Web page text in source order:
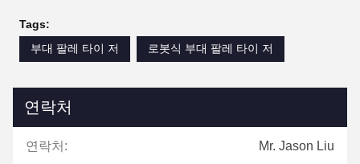
Tags:
부대 팔레 타이 저
로봇식 부대 팔레 타이 저
연락처
연락처: Mr. Jason Liu